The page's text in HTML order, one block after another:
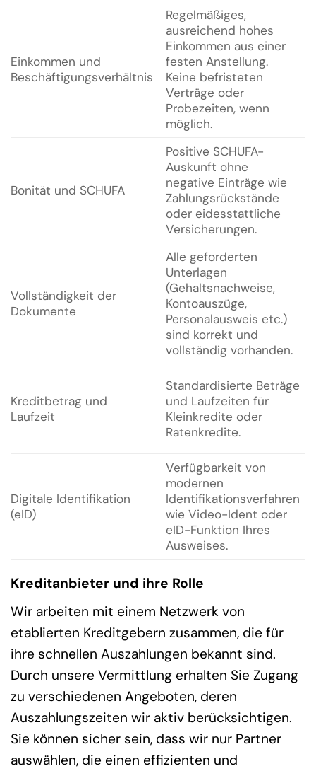
Einkommen und
Beschäftigungsverhältnis
Regelmäßiges,
ausreichend hohes
Einkommen aus einer
festen Anstellung.
Keine befristeten
Verträge oder
Probezeiten, wenn
möglich.
Bonität und SCHUFA
Positive SCHUFA-
Auskunft ohne
negative Einträge wie
Zahlungsrückstände
oder eidesstattliche
Versicherungen.
Vollständigkeit der
Dokumente
Alle geforderten
Unterlagen
(Gehaltsnachweise,
Kontoauszüge,
Personalausweis etc.)
sind korrekt und
vollständig vorhanden.
Kreditbetrag und
Laufzeit
Standardisierte Beträge
und Laufzeiten für
Kleinkredite oder
Ratenkredite.
Digitale Identifikation
(eID)
Verfügbarkeit von
modernen
Identifikationsverfahren
wie Video-Ident oder
eID-Funktion Ihres
Ausweises.
Kreditanbieter und ihre Rolle
Wir arbeiten mit einem Netzwerk von
etablierten Kreditgebern zusammen, die für
ihre schnellen Auszahlungen bekannt sind.
Durch unsere Vermittlung erhalten Sie Zugang
zu verschiedenen Angeboten, deren
Auszahlungszeiten wir aktiv berücksichtigen.
Sie können sicher sein, dass wir nur Partner
auswählen, die einen effizienten und